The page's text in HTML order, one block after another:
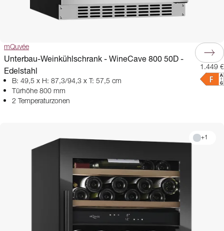
mQuvée
Unterbau-Weinkühlschrank - WineCave 800 50D -
Edelstahl
B: 49,5 x H: 87,3/94,3 x T: 57,5 cm
Türhöhe 800 mm
2 Temperaturzonen
1.449 €
+1